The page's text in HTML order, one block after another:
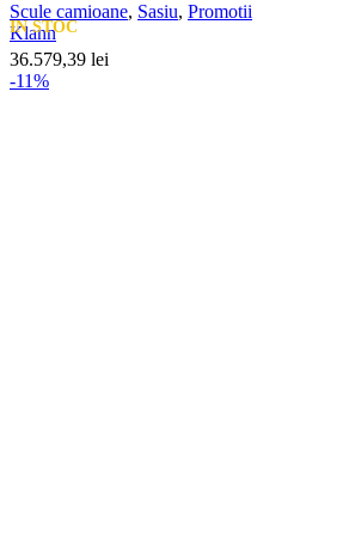
Scule camioane, Sasiu, Promotii
Klann
IN STOC
36.579,39 lei
-11%